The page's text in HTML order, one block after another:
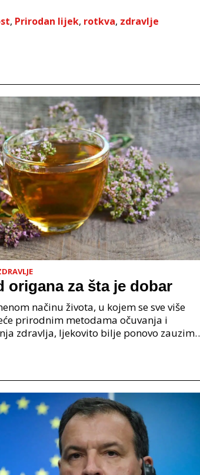
, Prirodan lijek, rotkva, zdravlje
origana za šta je dobar
načinu života, u kojem se sve više
prirodnim metodama očuvanja i
zdravlja, ljekovito bilje ponovo zauzima